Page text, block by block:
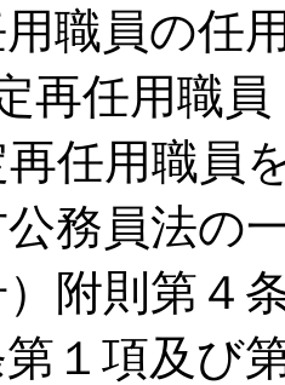
用職員の任
任用職員
任用職員
務員法の
附則第４
１項及び